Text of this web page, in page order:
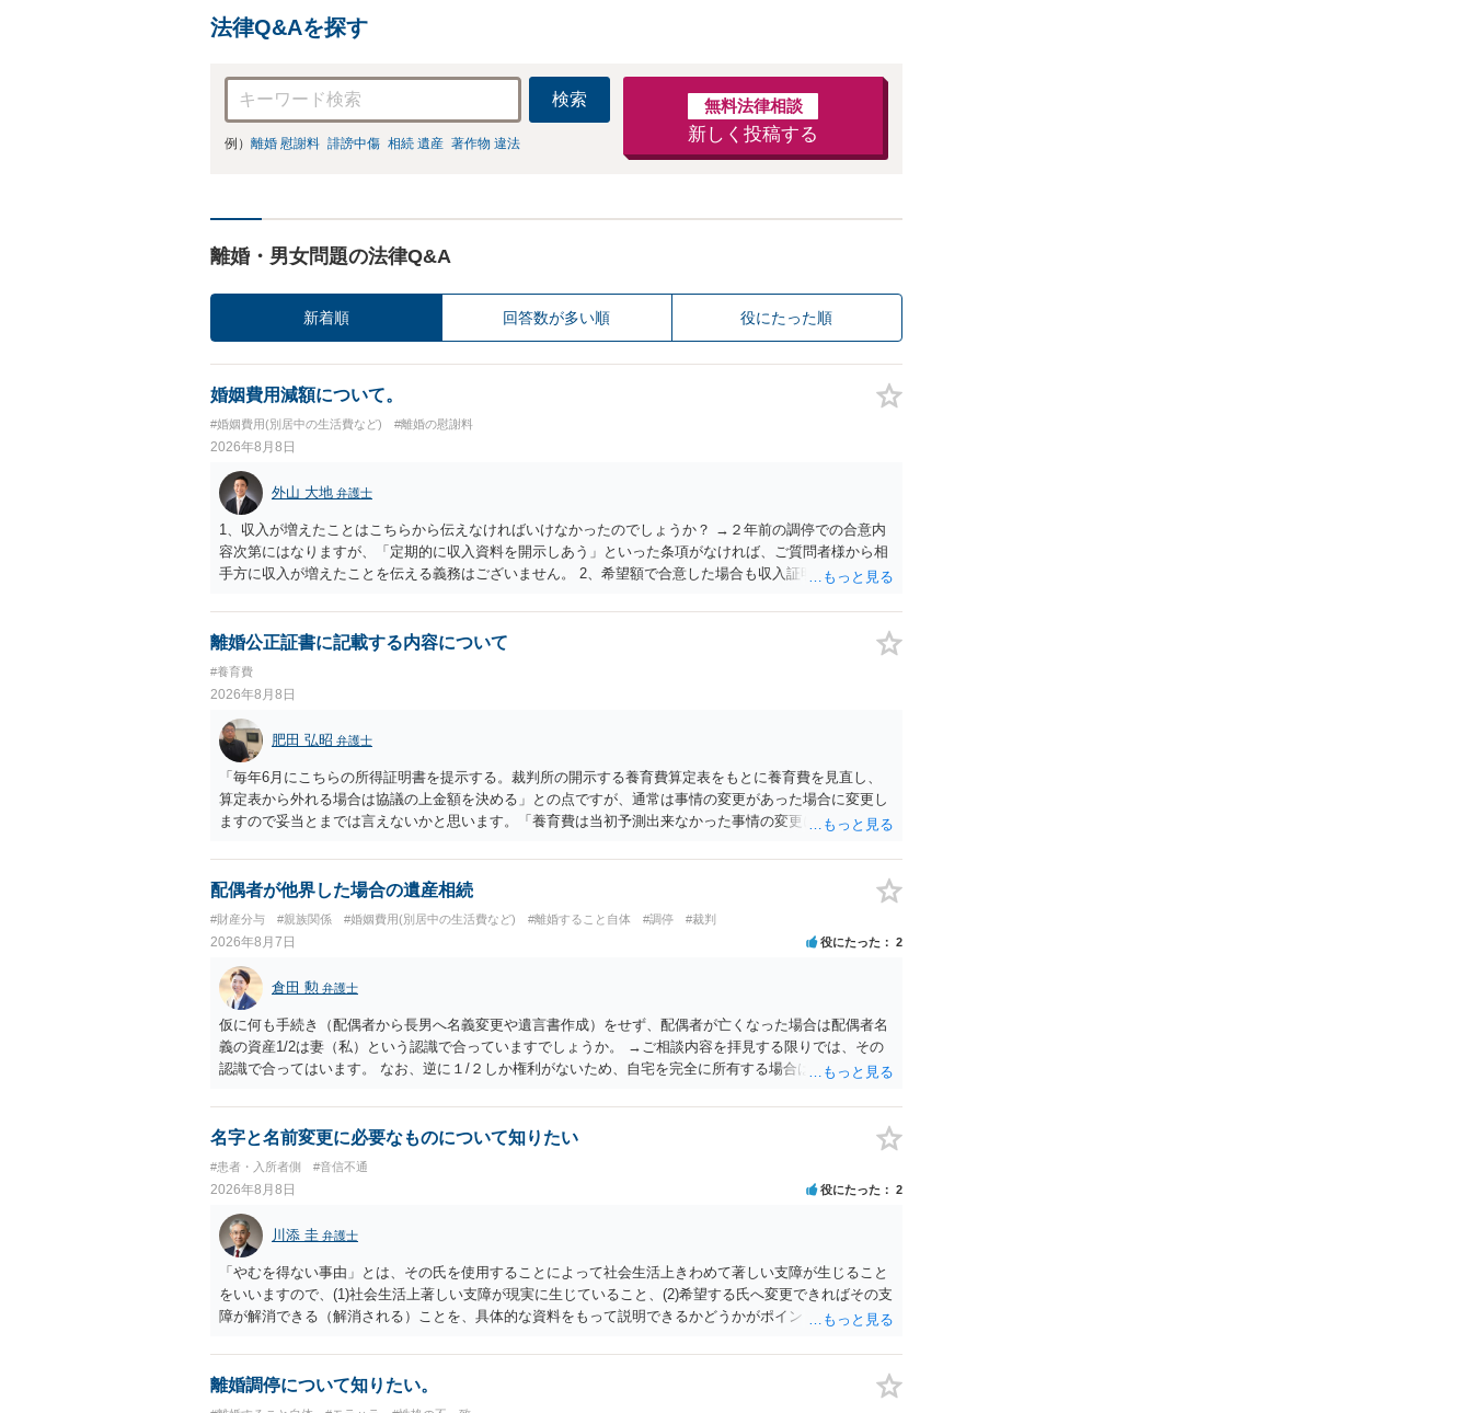
法律Q&Aを探す
検索
例） 離婚 慰謝料 誹謗中傷 相続 遺産 著作物 違法
無料法律相談
新しく投稿する
離婚・男女問題の法律Q&A
新着順 回答数が多い順 役にたった順
婚姻費用減額について。
#婚姻費用(別居中の生活費など) #離婚の慰謝料
2026年8月8日
外山 大地 弁護士
1、収入が増えたことはこちらから伝えなければいけなかったのでしょうか？ →２年前の調停での合意内
容次第にはなりますが、「定期的に収入資料を開示しあう」といった条項がなければ、ご質問者様から相
手方に収入が増えたことを伝える義務はございません。 2、希望額で合意した場合も収入証明で算定表通
れた金額と異なっていたとしても、合意した希望額が婚姻費用の金額となります。
離婚公正証書に記載する内容について
#養育費
2026年8月8日
肥田 弘昭 弁護士
「毎年6月にこちらの所得証明書を提示する。裁判所の開示する養育費算定表をもとに養育費を見直し、
算定表から外れる場合は協議の上金額を決める」との点ですが、通常は事情の変更があった場合に変更し
ますので妥当とまでは言えないかと思います。「養育費は当初予測出来なかった事情の変更により双方協
く事になり、上記のような文言が無くても養育費の見直しは適宜出来るかと思うのですが違うのでしょう
か？との点はそのとおりかと思います。養育費は事情の変更があった場合に変更するので毎年見直すこと
配偶者が他界した場合の遺産相続
#財産分与 #親族関係 #婚姻費用(別居中の生活費など) #離婚すること自体 #調停 #裁判
2026年8月7日 役にたった 2
倉田 勲 弁護士
仮に何も手続き（配偶者から長男へ名義変更や遺言書作成）をせず、配偶者が亡くなった場合は配偶者名
義の資産1/2は妻（私）という認識で合っていますでしょうか。 →ご相談内容を拝見する限りでは、その
認識で合ってはいます。 なお、逆に１/２しか権利がないため、自宅を完全に所有する場合は、他の相続
名字と名前変更に必要なものについて知りたい
#患者・入所者側 #音信不通
2026年8月8日 役にたった 2
川添 圭 弁護士
「やむを得ない事由」とは、その氏を使用することによって社会生活上きわめて著しい支障が生じること
をいいますので、(1)社会生活上著しい支障が現実に生じていること、(2)希望する氏へ変更できればその支
障が解消できる（解消される）ことを、具体的な資料をもって説明できるかどうかがポイントです。 記録
出することが必要になります。「フラッシュバック」とのことなので、例えば、医学上確立されているPT
SDの診断基準に合致した説明とそれに沿う資料の提出が必要になってくるように思います。 精神的・心
離婚調停について知りたい。